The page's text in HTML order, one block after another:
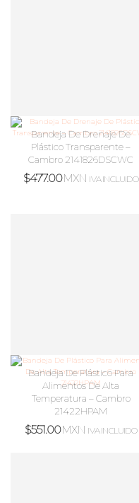
Bandeja De Drenaje De
Plástico Transparente –
Cambro 2141826DSCWC
$477.00MXN IVA INCLUIDO
Bandeja De Plástico Para
Alimentos De Alta
Temperatura – Cambro
21422HPAM
$551.00MXN IVA INCLUIDO